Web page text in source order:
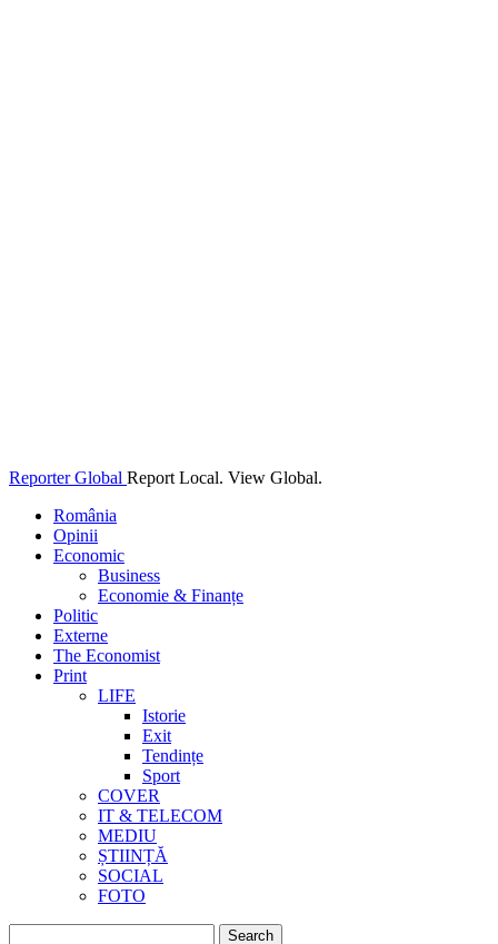
Reporter Global Report Local. View Global.
România
Opinii
Economic
Business
Economie & Finanțe
Politic
Externe
The Economist
Print
LIFE
Istorie
Exit
Tendințe
Sport
COVER
IT & TELECOM
MEDIU
ȘTIINȚĂ
SOCIAL
FOTO